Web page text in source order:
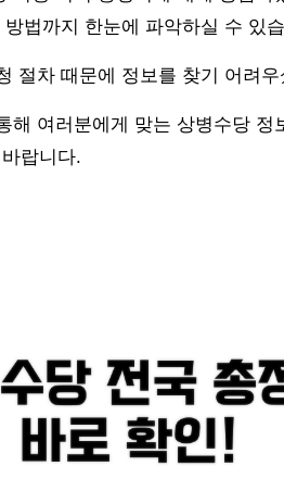
법까지 한눈에 파악하실 수 있
절차 때문에 정보를 찾기 어려
해 여러분에게 맞는 상병수당 정
랍니다.